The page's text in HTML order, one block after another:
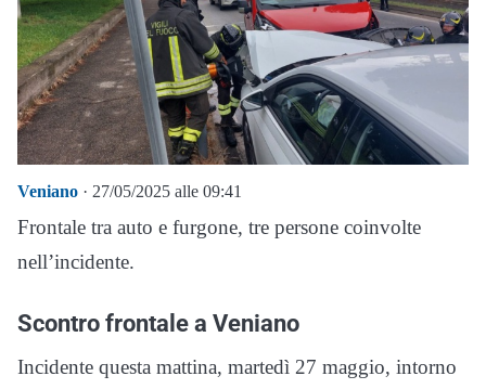
Veniano · 27/05/2025 alle 09:41
Frontale tra auto e furgone, tre persone coinvolte
nell’incidente.
Scontro frontale a Veniano
Incidente questa mattina, martedì 27 maggio, intorno